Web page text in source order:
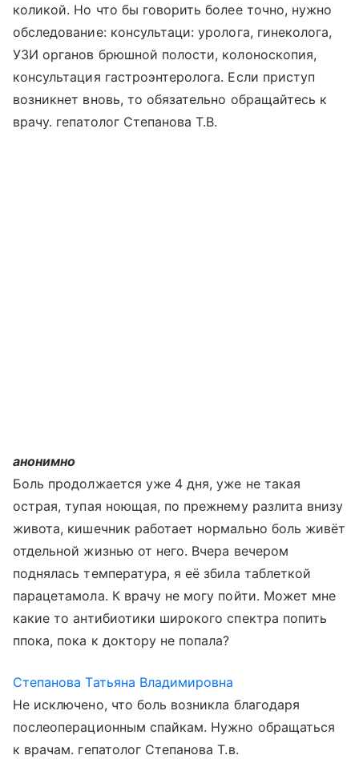
коликой. Но что бы говорить более точно, нужно
обследование: консультаци: уролога, гинеколога,
УЗИ органов брюшной полости, колоноскопия,
консультация гастроэнтеролога. Если приступ
возникнет вновь, то обязательно обращайтесь к
врачу. гепатолог Степанова Т.В.
анонимно
Боль продолжается уже 4 дня, уже не такая
острая, тупая ноющая, по прежнему разлита внизу
живота, кишечник работает нормально боль живёт
отдельной жизнью от него. Вчера вечером
поднялась температура, я её збила таблеткой
парацетамола. К врачу не могу пойти. Может мне
какие то антибиотики широкого спектра попить
ппока, пока к доктору не попала?
Степанова Татьяна Владимировна
Не исключено, что боль возникла благодаря
послеоперационным спайкам. Нужно обращаться
к врачам. гепатолог Степанова Т.в.